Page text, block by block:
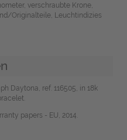
verschraubte Krone,
Originalteile, Leuchtindizies
Daytona, ref. 116505, in 18k
papers - EU, 2014.